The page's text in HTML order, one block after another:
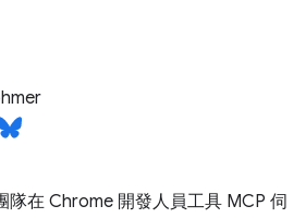
隊在 Chrome 開發人員工具 MCP 伺